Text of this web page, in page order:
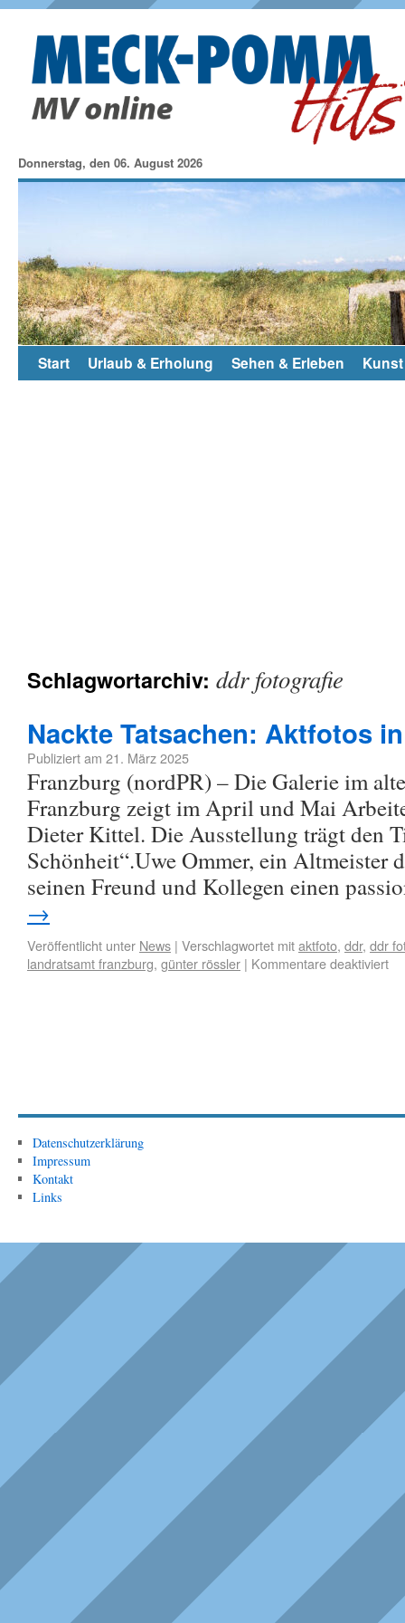
Donnerstag, den 06. August 2026
Start Urlaub & Erholung Sehen & Erleben
Schlagwortarchiv: ddr fotografie
Nackte Tatsachen: Aktfotos
Publiziert am 21. März 2025
Franzburg (nordPR) – Die Galerie im
Franzburg zeigt im April und Mai
Dieter Kittel. Die Ausstellung trägt den
Schönheit“.Uwe Ommer, ein Altmeister
seinen Freund und Kollegen einen
→
Veröffentlicht unter News | Verschlagwortet mitaktfoto, ddr, ddr
landratsamt franzburg, günter rössler | Kommentare deaktiviert
Datenschutzerklärung
Impressum
Kontakt
Links